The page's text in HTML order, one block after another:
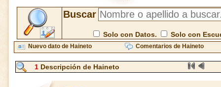
Buscar
Solo con Datos. Solo con
Nuevo dato de Haineto Comentarios de Haineto
1 Descripción de Haineto